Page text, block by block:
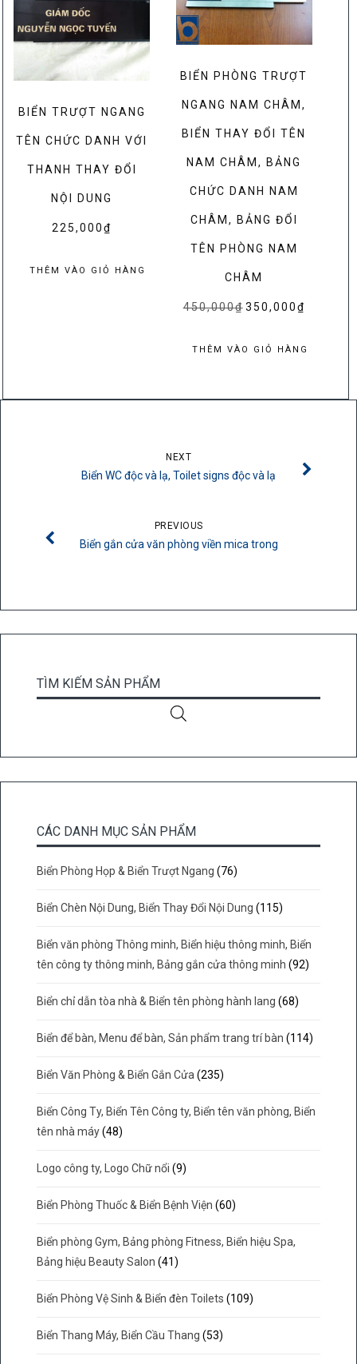
BIỂN TRƯỢT NGANG
TÊN CHỨC DANH VỚI
THANH THAY ĐỔI
NỘI DUNG
225,000₫
THÊM VÀO GIỎ HÀNG
BIỂN PHÒNG TRƯỢT
NGANG NAM CHÂM,
BIỂN THAY ĐỔI TÊN
NAM CHÂM, BẢNG
CHỨC DANH NAM
CHÂM, BẢNG ĐỔI
TÊN PHÒNG NAM
CHÂM
450,000₫ Giá
là:
350,000₫Giá
tại
THÊM VÀO GIỎ HÀNG
NEXT
Biển WC độc và lạ, Toilet signs độc và lạ
PREVIOUS
Biển gắn cửa văn phòng viền mica trong
TÌM KIẾM SẢN PHẨM
CÁC DANH MỤC SẢN PHẨM
Biển Phòng Họp & Biển Trượt Ngang (76)
Biển Chèn Nội Dung, Biển Thay Đổi Nội Dung (115)
Biển văn phòng Thông minh, Biển hiệu thông minh, Biển
tên công ty thông minh, Bảng gắn cửa thông minh (92)
Biển chỉ dẫn tòa nhà & Biển tên phòng hành lang (68)
Biển để bàn, Menu để bàn, Sản phẩm trang trí bàn (114)
Biển Văn Phòng & Biển Gắn Cửa (235)
Biển Công Ty, Biển Tên Công ty, Biển tên văn phòng, Biển
tên nhà máy (48)
Logo công ty, Logo Chữ nổi (9)
Biển Phòng Thuốc & Biển Bệnh Viện (60)
Biển phòng Gym, Bảng phòng Fitness, Biển hiệu Spa,
Bảng hiệu Beauty Salon (41)
Biển Phòng Vệ Sinh & Biển đèn Toilets (109)
Biển Thang Máy, Biển Cầu Thang (53)